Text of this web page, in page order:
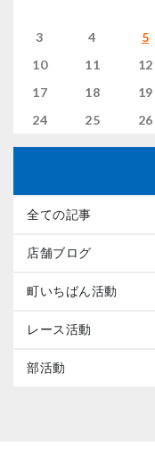
3
4 5
10
11 12
17
18 19
24
25 26
全ての記事
店舗ブログ
町いちばん活動
レース活動
部活動